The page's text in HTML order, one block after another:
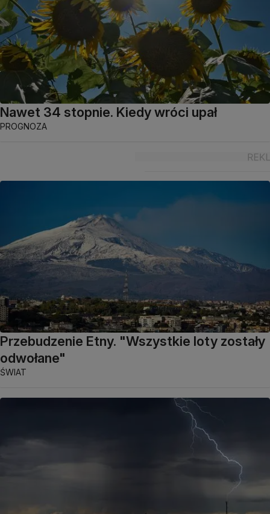
Nawet 34 stopnie. Kiedy wróci upał
PROGNOZA
Przebudzenie Etny. "Wszystkie loty zostały
odwołane"
ŚWIAT